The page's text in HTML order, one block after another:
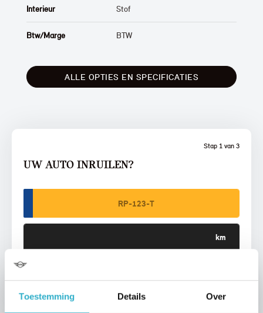
Toestemming Details Over
Stap 1 van 3
UW AUTO INRUILEN?
Interieur Stof
Btw/Marge BTW
ALLE OPTIES EN SPECIFICATIES